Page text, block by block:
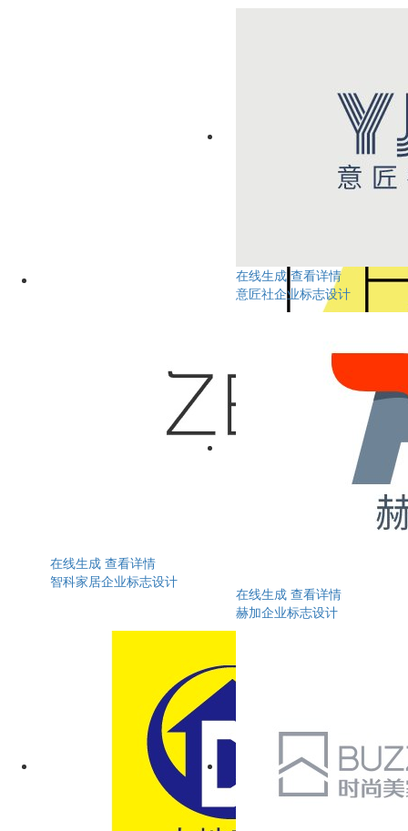
在线生成 查看详情
智科家居企业标志设计
在线生成 查看详情
意匠社企业标志设计
在线生成 查看详情
赫加企业标志设计